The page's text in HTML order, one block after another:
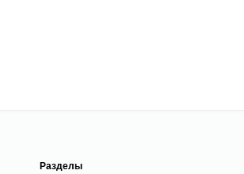
Разделы